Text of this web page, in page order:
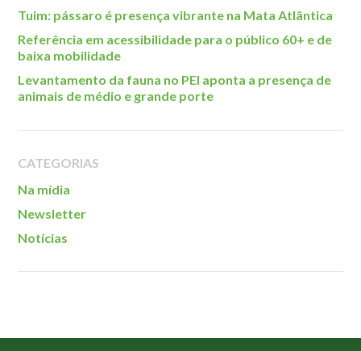
Tuim: pássaro é presença vibrante na Mata Atlântica
Referência em acessibilidade para o público 60+ e de
baixa mobilidade
Levantamento da fauna no PEI aponta a presença de
animais de médio e grande porte
CATEGORIAS
Na mídia
Newsletter
Notícias